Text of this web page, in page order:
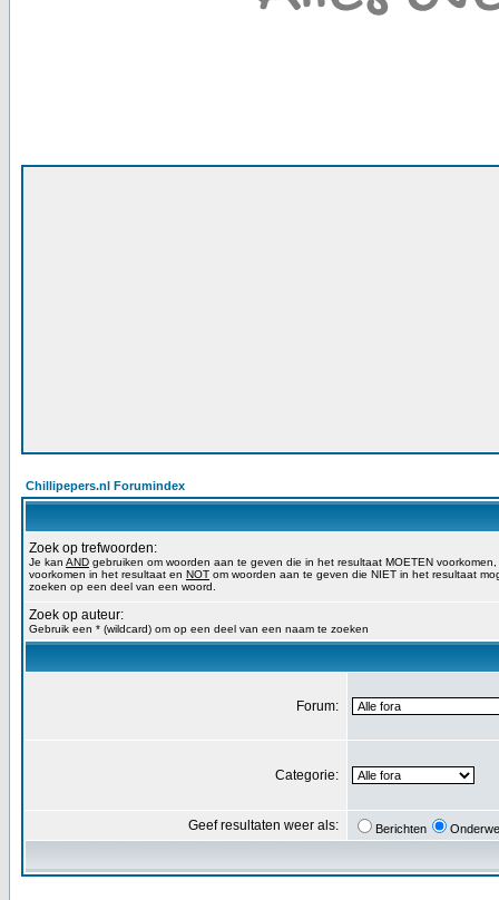
Chillipepers.nl Forumindex
Zoek op trefwoorden:
Je kan AND gebruiken om woorden aan te geven die in het resultaat MOETEN voorkomen,
voorkomen in het resultaat en NOT om woorden aan te geven die NIET in het resultaat
zoeken op een deel van een woord.
Zoek op auteur:
Gebruik een * (wildcard) om op een deel van een naam te zoeken
Forum:
Categorie:
Geef resultaten weer als: Berichten